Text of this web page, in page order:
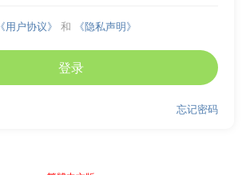
《用户协议》 和 《隐私声明》
登录
忘记密码